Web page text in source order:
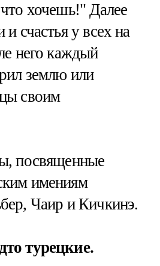
хочешь!" Далее
и счастья у всех на
него каждый
землю или
своим
посвященные
имениям
Чаир и Кичкинэ.
турецкие.